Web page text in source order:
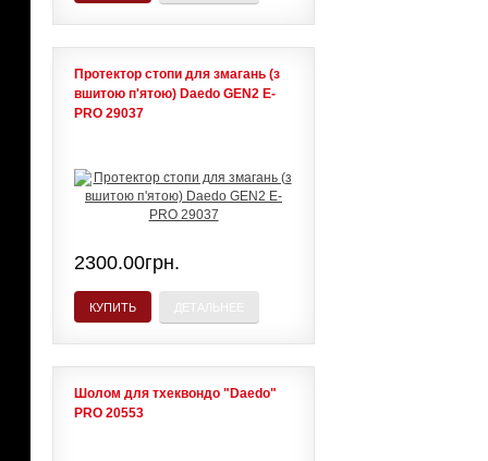
Протектор стопи для змагань (з
вшитою п'ятою) Daedo GEN2 E-
PRO 29037
2300.00грн.
КУПИТЬ
Шолом для тхеквондо "Daedo"
PRO 20553